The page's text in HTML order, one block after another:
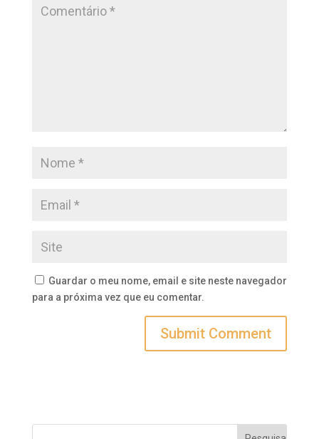
Guardar o meu nome, email e site neste navegador
para a próxima vez que eu comentar.